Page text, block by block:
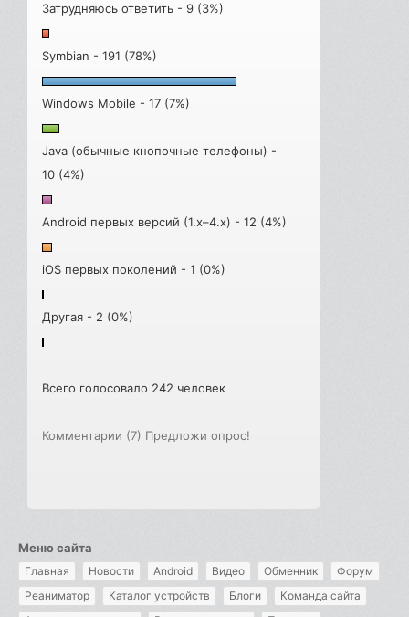
Затрудняюсь ответить - 9 (3%)
Symbian - 191 (78%)
Windows Mobile - 17 (7%)
Java (обычные кнопочные телефоны) -
10 (4%)
Android первых версий (1.x–4.x) - 12 (4%)
iOS первых поколений - 1 (0%)
Другая - 2 (0%)
Всего голосовало 242 человек
Комментарии (7) Предложи опрос!
Меню сайта
Главная Новости Android Видео Обменник
Форум
Реаниматор
Каталог устройств Блоги
Команда сайта